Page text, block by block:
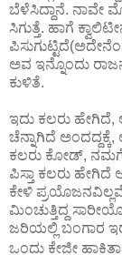
ಬೆಳೆಸಿದ್ದಾನೆ. ನಾವೇ
ಸಿಗುತ್ತೆ. ಹಾಗೆ
ಅವ ಇನ್ನೊಂದು
ಕುಳಿತೆ.
ಇದು ಕಲರು ಹೇಗಿದೆ,
ಚೆನ್ನಾಗಿದೆ
ಕಲರು ಕೋಡ್, ನಮಗೆ
ಪಿಸ್ತಾ ಕಲರು
ಕೇಳಿ
ಮಿಂಚುತ್ತಿದ್ದ
ಜರಿಯಲ್ಲಿ ಬಂಗಾರ
ಒಂದು ಕೇಜೀ